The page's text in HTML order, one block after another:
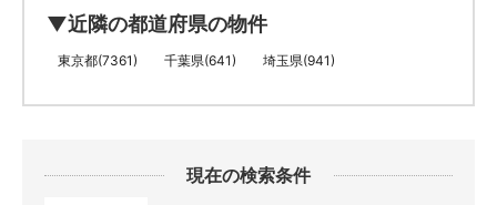
▼近隣の都道府県の物件
東京都(7361) 千葉県(641) 埼玉県(941)
現在の検索条件